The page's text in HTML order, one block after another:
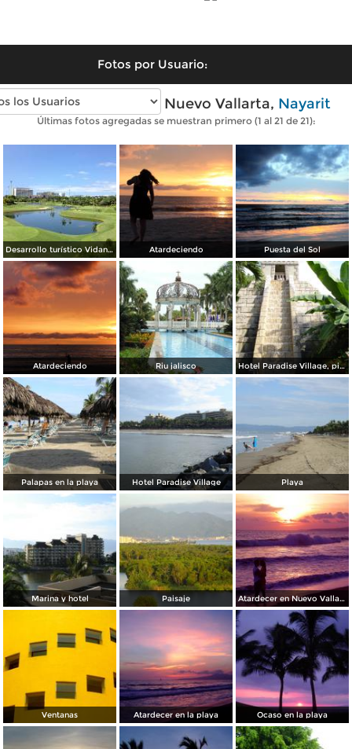
Fotos por Usuario:
Fotos modernas de Nuevo Vallarta, Nayarit
Últimas fotos agregadas se muestran primero (1 al 21 de 21):
Desarrollo turístico Vidanta en Nuevo Vallarta, Nayarit. Octubre/2018 Atardeciendo Puesta del Sol
Atardeciendo Riu jalisco Hotel Paradise Village, pirámide
Palapas en la playa Hotel Paradise Village Playa
Marina y hotel Paisaje Atardecer en Nuevo Vallarta
Ventanas Atardecer en la playa Ocaso en la playa